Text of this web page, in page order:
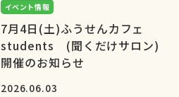
イベント情報
7月4日(土)ふうせんカフェ
students (聞くだけサロン)
開催のお知らせ
2026.06.03